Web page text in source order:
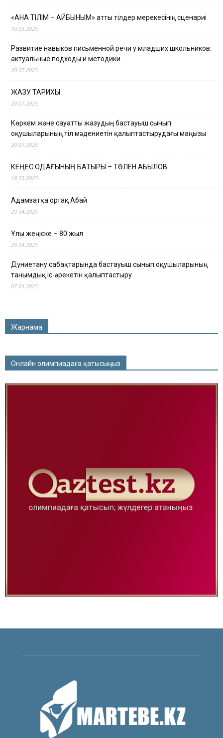
«АНА ТІЛІМ – АЙБЫНЫМ» атты тілдер мерекесінің сценариі
10.09.2025
Развитие навыков письменной речи у младших школьников:
актуальные подходы и методики
20.07.2025
ЖАЗУ ТАРИХЫ
20.07.2025
Көркем және сауатты жазудың бастауыш сынып
оқушыларының тіл мәдениетін қалыптастырудағы маңызы
20.07.2025
КЕҢЕС ОДАҒЫНЫҢ БАТЫРЫ – ТӨЛЕН ҚАБЫЛОВ
18.05.2025
Адамзатқа ортақ Абай
29.04.2025
Ұлы жеңіске – 80 жыл
29.04.2025
Дүниетану сабақтарында бастауыш сынып оқушыларының
танымдық іс-әрекетін қалыптастыру
07.04.2025
Жарнама
Онлайн олимпиадаға қатысыңыз